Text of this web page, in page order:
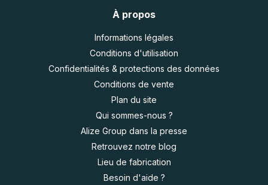
À propos
Informations légales
Conditions d'utilisation
Confidentialités & protections des données
Conditions de vente
Plan du site
Qui sommes-nous ?
Alize Group dans la presse
Retrouvez notre blog
Lieu de fabrication
Besoin d'aide ?